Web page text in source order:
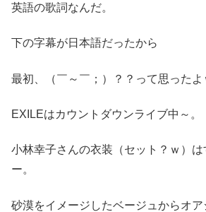
英語の歌詞なんだ。
下の字幕が日本語だったから
最初、（￣～￣；）？？って思ったよ
EXILEはカウントダウンライブ中～。
小林幸子さんの衣装（セット？ｗ）
ー。
砂漠をイメージしたベージュからオア